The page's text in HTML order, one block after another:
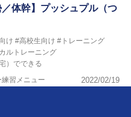
／体幹】プッシュプル（つ
け #高校生向け #トレーニング
ルトレーニング
）でできる
習メニュー
2022/02/19